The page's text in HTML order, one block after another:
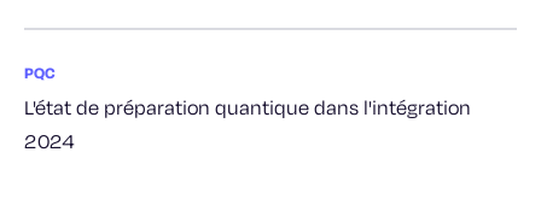
PQC
L'état de préparation quantique dans l'intégration
2024